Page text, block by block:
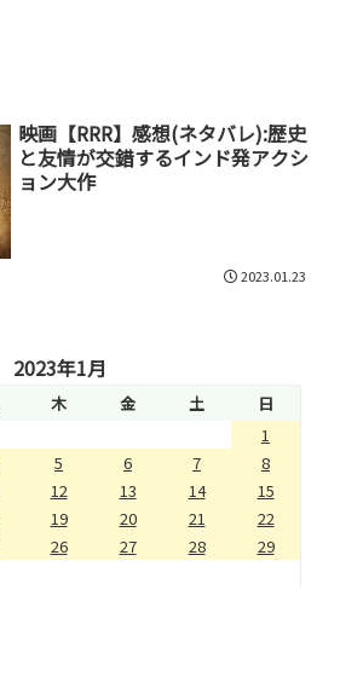
映画【RRR】感想(ネタバレ):歴史
と友情が交錯するインド発アクシ
ョン大作
2023.01.23
2023年1月
木 金 土
日
1
5 6 7
8
12 13 14
15
19 20 21
22
26 27 28
29